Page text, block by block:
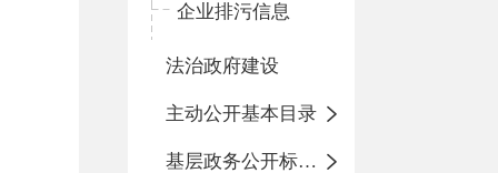
企业排污信息
法治政府建设
主动公开基本目录
基层政务公开标准化规范化